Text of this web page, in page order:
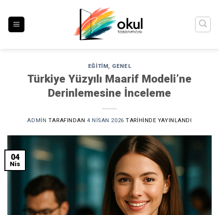
atla
EĞITIM, GENEL
Türkiye Yüzyılı Maarif Modeli’ne
Derinlemesine İnceleme
ADMIN TARAFINDAN 4 NISAN 2026 TARIHINDE YAYINLANDI
04
Nis